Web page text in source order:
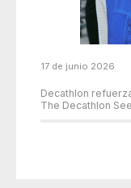
17 de junio 2026
Decathlon
The Decathlon